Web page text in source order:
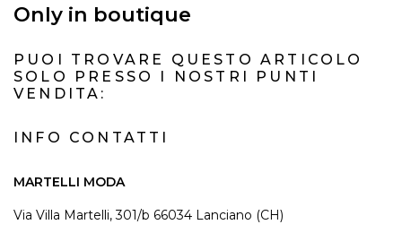
Only in boutique
PUOI TROVARE QUESTO ARTICOLO
SOLO PRESSO I NOSTRI PUNTI
VENDITA:
INFO CONTATTI
MARTELLI MODA
Via Villa Martelli, 301/b 66034 Lanciano (CH)